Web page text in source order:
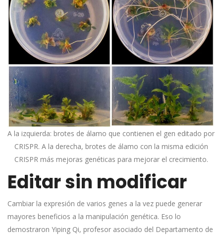
A la izquierda: brotes de álamo que contienen el gen editado por
CRISPR. A la derecha, brotes de álamo con la misma edición
CRISPR más mejoras genéticas para mejorar el crecimiento.
Editar sin modificar
Cambiar la expresión de varios genes a la vez puede generar
mayores beneficios a la manipulación genética. Eso lo
demostraron Yiping Qi, profesor asociado del Departamento de